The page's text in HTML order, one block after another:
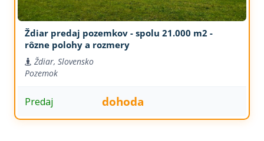
Ždiar predaj pozemkov - spolu 21.000 m2 -
rôzne polohy a rozmery
Ždiar, Slovensko
Pozemok
Predaj dohoda